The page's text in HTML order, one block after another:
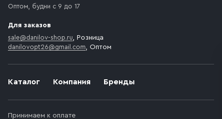
Каталог Компания Бренды
Принимаем к оплате
Оптом, будни с 9 до 17
Для заказов
sale@danilov-shop.ru, Розница
danilovopt26@gmail.com, Оптом